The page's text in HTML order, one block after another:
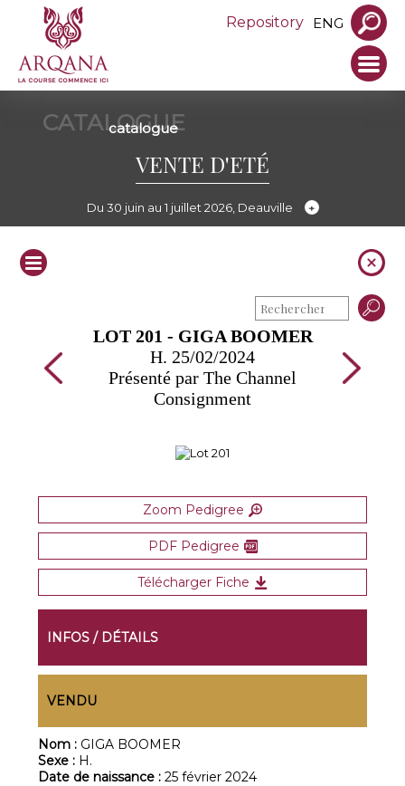
Repository ENG
CATALOGUE
catalogue
VENTE D'ETÉ
Du 30 juin au 1 juillet 2026, Deauville
LOT 201 - GIGA BOOMER
H. 25/02/2024
Présenté par The Channel
Consignment
Zoom Pedigree
PDF Pedigree
Télécharger Fiche
INFOS / DÉTAILS
VENDU
Nom : GIGA BOOMER
Sexe : H.
Date de naissance :25 février 2024